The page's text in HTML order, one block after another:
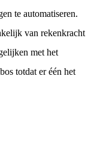
te automatiseren.
van rekenkracht
met het
totdat er één het